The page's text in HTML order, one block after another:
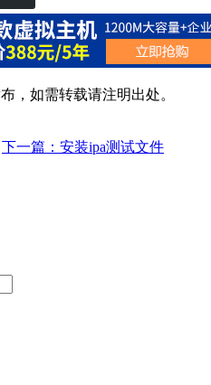
，如需转载请注明出处。
下一篇：安装ipa测试文件